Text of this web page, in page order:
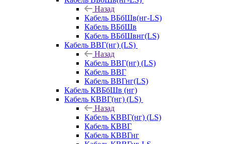
Назад
Кабель ВБбШв(нг-LS)
Кабель ВБбШв
Кабель ВБбШвнг(LS)
Кабель ВВГ(нг) (LS)
Назад
Кабель ВВГ(нг) (LS)
Кабель ВВГ
Кабель ВВГнг(LS)
Кабель КВБбШв (нг)
Кабель КВВГ(нг) (LS)
Назад
Кабель КВВГ(нг) (LS)
Кабель КВВГ
Кабель КВВГнг